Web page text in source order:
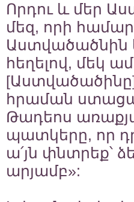
Որդու և մեր
մեզ, որի համար
Աստվածածնին
հեղելով, մեկ
[Աստվածածինը]
հրաման
Թադեոս
պատկերը, որ
ա՛յն փնտրեք՝
արյամբ»: